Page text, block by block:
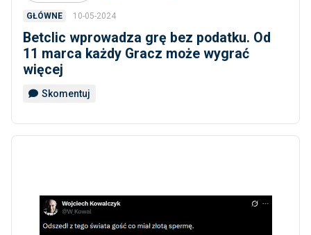
GŁÓWNE 10-05-2024
Betclic wprowadza grę bez podatku. Od
11 marca każdy Gracz może wygrać
więcej
Skomentuj